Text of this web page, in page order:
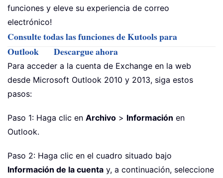
funciones y eleve su experiencia de correo
electrónico!
Consulte todas las funciones de Kutools para
Outlook
Descargue ahora
Para acceder a la cuenta de Exchange en la web
desde Microsoft Outlook 2010 y 2013, siga estos
pasos:
Paso 1: Haga clic en Archivo > Información en
Outlook.
Paso 2: Haga clic en el cuadro situado bajo
Información de la cuenta y, a continuación, seleccione